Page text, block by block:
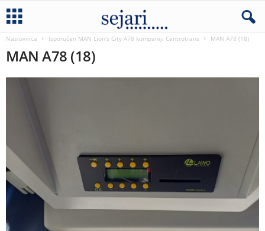
Naslovnica Isporučen MAN Lion's City A78 kompaniji Centrotrans MAN A78 (18)
MAN A78 (18)